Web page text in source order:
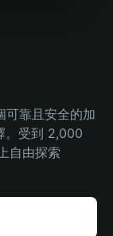
可靠且安全的加
。受到 2,000
自由探索